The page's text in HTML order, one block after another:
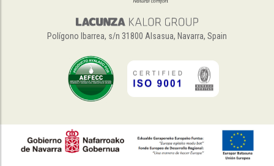
Polígono Ibarrea, s/n 31800 Alsasua, Navarra, Spain